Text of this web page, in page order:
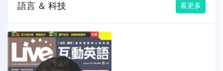
語言 ＆ 科技 看更多